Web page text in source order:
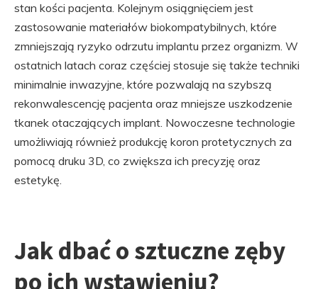
stan kości pacjenta. Kolejnym osiągnięciem jest
zastosowanie materiałów biokompatybilnych, które
zmniejszają ryzyko odrzutu implantu przez organizm. W
ostatnich latach coraz częściej stosuje się także techniki
minimalnie inwazyjne, które pozwalają na szybszą
rekonwalescencję pacjenta oraz mniejsze uszkodzenie
tkanek otaczających implant. Nowoczesne technologie
umożliwiają również produkcję koron protetycznych za
pomocą druku 3D, co zwiększa ich precyzję oraz
estetykę.
Jak dbać o sztuczne zęby
po ich wstawieniu?